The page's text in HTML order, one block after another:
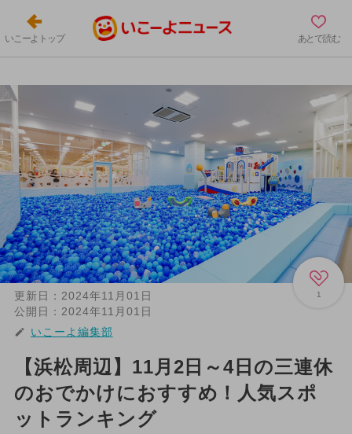
いこーよトップ あとで読む
1
更新日： 2024年11月01日
公開日： 2024年11月01日
いこーよ編集部
【浜松周辺】11月2日～4日の三連休
のおでかけにおすすめ！人気スポ
ットランキング